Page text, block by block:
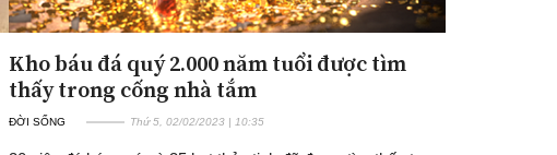
Kho báu đá quý 2.000 năm tuổi được tìm
thấy trong cống nhà tắm
ĐỜI SỐNG Thứ 5, 02/02/2023 | 10:35